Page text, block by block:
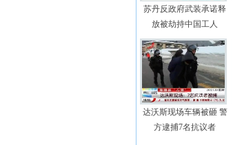
苏丹反政府武装承诺释
放被劫持中国工人
达沃斯现场车辆被砸 警
方逮捕7名抗议者